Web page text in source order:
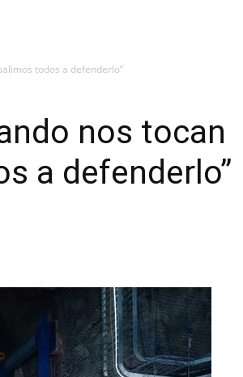
todos a defenderlo”
nos tocan
a defenderlo”